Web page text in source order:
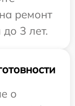
ремонт
3 лет.
о